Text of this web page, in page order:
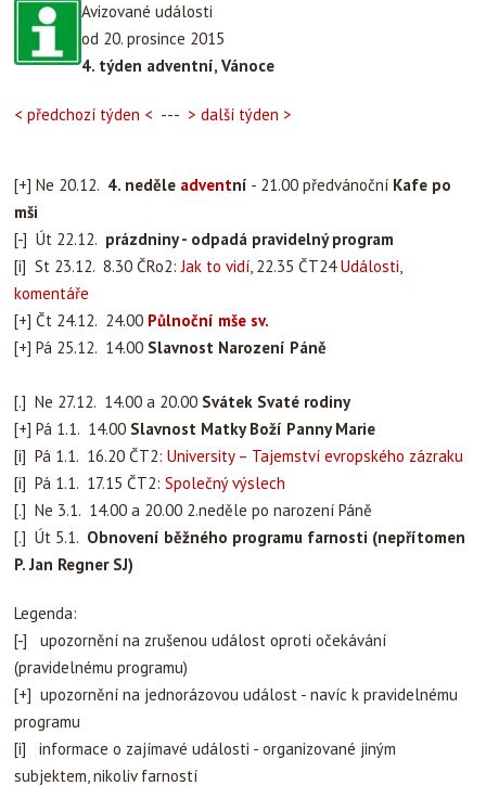
Avizované události
od 20. prosince 2015
4. týden adventní, Vánoce
< předchozí týden < --- > další týden >
[+] Ne 20.12. 4. neděle adventní - 21.00 předvánoční Kafe po
mši
[-] Út 22.12. prázdniny - odpadá pravidelný program
[i] St 23.12. 8.30 ČRo2:Jak to vidí, 22.35 ČT24Události,
komentáře
[+] Čt 24.12. 24.00 Půlnoční mše sv.
[+] Pá 25.12. 14.00 Slavnost Narození Páně
[.] Ne 27.12. 14.00 a 20.00 Svátek Svaté rodiny
[+] Pá 1.1. 14.00 Slavnost Matky Boží Panny Marie
[i] Pá 1.1. 16.20 ČT2: University – Tajemství evropského zázraku
[i] Pá 1.1. 17.15 ČT2: Společný výslech
[.] Ne 3.1. 14.00 a 20.00 2.neděle po narození Páně
[.] Út 5.1. Obnovení běžného programu farnosti (nepřítomen
P. Jan Regner SJ)
Legenda:
[-] upozornění na zrušenou událost oproti očekávání
(pravidelnému programu)
[+] upozornění na jednorázovou událost - navíc k pravidelnému
programu
[i] informace o zajímavé události - organizované jiným
subjektem, nikoliv farností